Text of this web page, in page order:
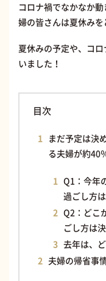
コロナ禍でなかなか
婦の皆さんは夏休み
夏休みの予定や、コ
いました！
目次
まだ予定は決
る夫婦が約40
Q1：今年
過ごし方
Q2：どこ
ごし方は
去年は、
夫婦の帰省事